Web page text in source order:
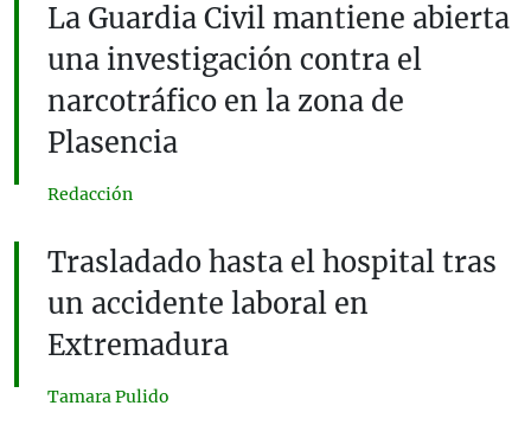
La Guardia Civil mantiene abierta
una investigación contra el
narcotráfico en la zona de
Plasencia
Redacción
Trasladado hasta el hospital tras
un accidente laboral en
Extremadura
Tamara Pulido